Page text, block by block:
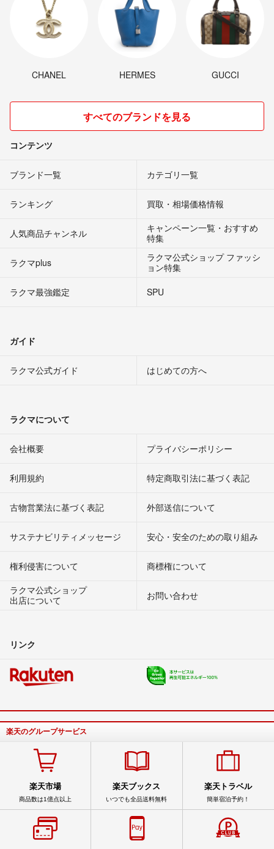
CHANEL HERMES GUCCI
すべてのブランドを見る
コンテンツ
ブランド一覧 カテゴリ一覧
ランキング 買取・相場価格情報
人気商品チャンネル
キャンペーン一覧・おすすめ
特集
ラクマplus
ラクマ公式ショップ ファッシ
ョン特集
ラクマ最強鑑定
SPU
ガイド
ラクマ公式ガイド はじめての方へ
ラクマについて
会社概要 プライバシーポリシー
利用規約 特定商取引法に基づく表記
古物営業法に基づく表記 外部送信について
サステナビリティメッセージ 安心・安全のための取り組み
権利侵害について
商標権について
ラクマ公式ショップ
出店について
お問い合わせ
リンク
楽天のグループサービス
楽天市場
商品数は1億点以上
楽天ブックス
いつでも全品送料無料
楽天トラベル
簡単宿泊予約！